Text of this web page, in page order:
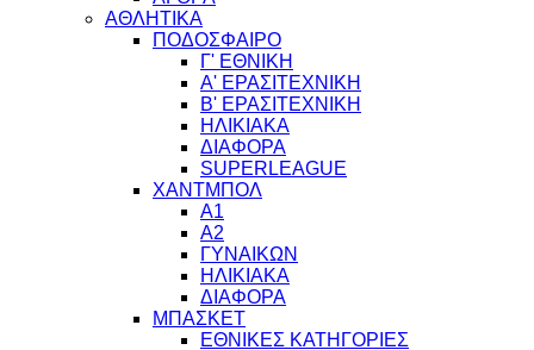
ΑΘΛΗΤΙΚΑ
ΠΟΔΟΣΦΑΙΡΟ
Γ' ΕΘΝΙΚΗ
Α' ΕΡΑΣΙΤΕΧΝΙΚΗ
Β' ΕΡΑΣΙΤΕΧΝΙΚΗ
ΗΛΙΚΙΑΚΑ
ΔΙΑΦΟΡΑ
SUPERLEAGUE
ΧΑΝΤΜΠΟΛ
Α1
Α2
ΓΥΝΑΙΚΩΝ
ΗΛΙΚΙΑΚΑ
ΔΙΑΦΟΡΑ
ΜΠΑΣΚΕΤ
ΕΘΝΙΚΕΣ ΚΑΤΗΓΟΡΙΕΣ